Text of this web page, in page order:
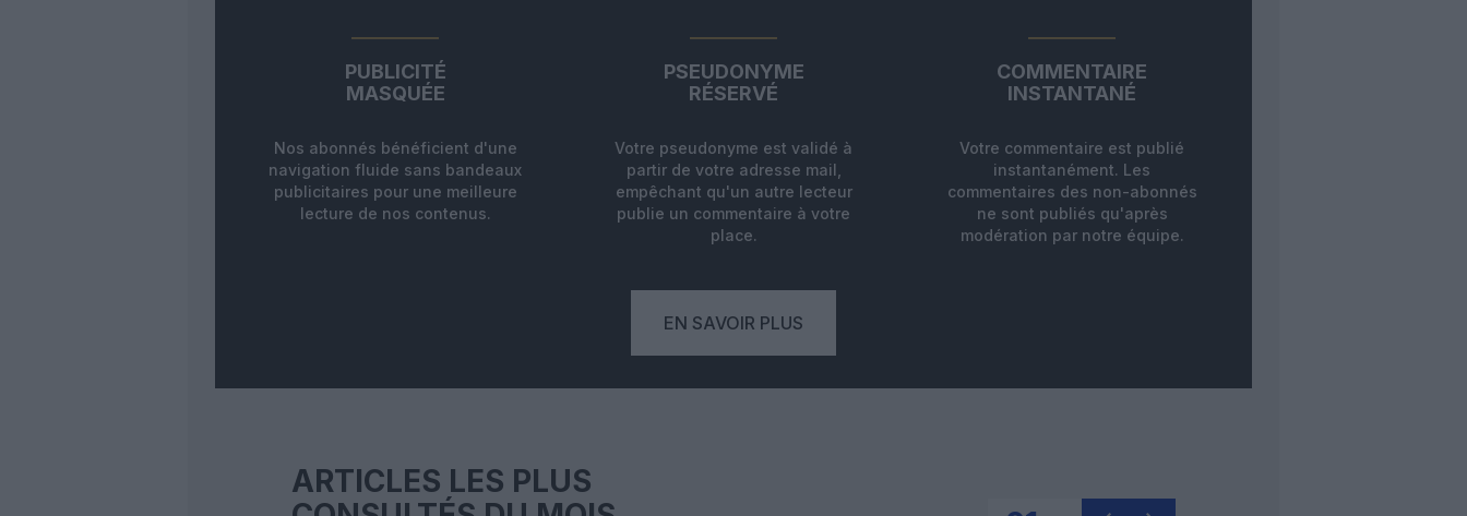
PUBLICITÉ
MASQUÉE
Nos abonnés bénéficient d'une
navigation fluide sans bandeaux
publicitaires pour une meilleure
lecture de nos contenus.
PSEUDONYME
RÉSERVÉ
Votre pseudonyme est validé à
partir de votre adresse mail,
empêchant qu'un autre lecteur
publie un commentaire à votre
place.
COMMENTAIRE
INSTANTANÉ
Votre commentaire est publié
instantanément. Les
commentaires des non-abonnés
ne sont publiés qu'après
modération par notre équipe.
EN SAVOIR PLUS
ARTICLES LES PLUS